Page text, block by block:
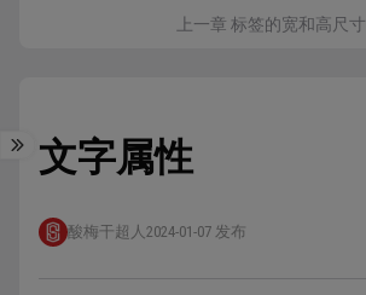
上一章 标签的宽和高尺寸
文字属性
酸梅干超人 2024-01-07 发布